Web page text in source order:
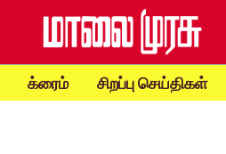
க்ரைம் சிறப்பு செய்திகள்